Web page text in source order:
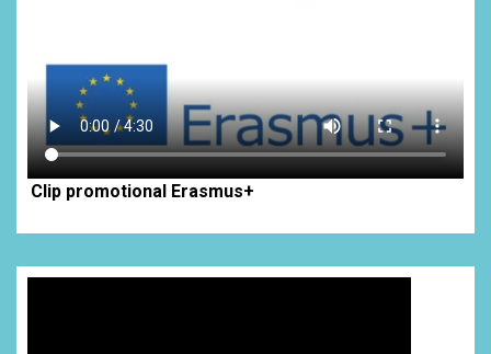
Clip promotional Erasmus+